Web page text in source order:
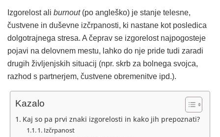
Izgorelost ali burnout(po angleško) je stanje telesne,
čustvene in duševne izčrpanosti, ki nastane kot posledica
dolgotrajnega stresa. A čeprav se izgorelost najpogosteje
pojavi na delovnem mestu, lahko do nje pride tudi zaradi
drugih življenjskih situacij (npr. skrb za bolnega svojca,
razhod s partnerjem, čustvene obremenitve ipd.).
Kazalo
Kaj so pa prvi znaki izgorelosti in kako jih prepoznati?
1. Izčrpanost